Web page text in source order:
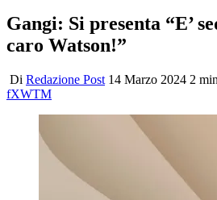
Gangi: Si presenta “E’
caro Watson!”
Di Redazione Post 14 Marzo 2024 2
fXWTM